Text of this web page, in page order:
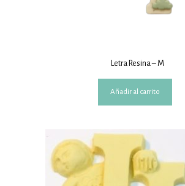
Letra Resina – M
Añadir al carrito